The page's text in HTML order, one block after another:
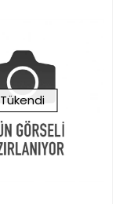
Tükendi